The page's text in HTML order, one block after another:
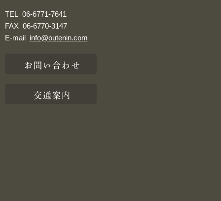
TEL 06-6771-7641
FAX 06-6770-3147
E-mail info@outenin.com
お問い合わせ
交通案内